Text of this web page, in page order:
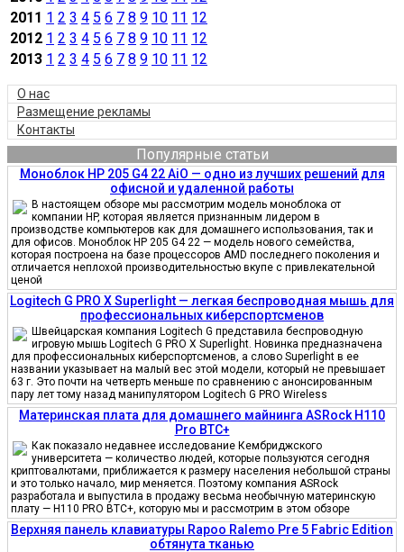
2011 1 2 3 4 5 6 7 8 9 10 11 12
2012 1 2 3 4 5 6 7 8 9 10 11 12
2013 1 2 3 4 5 6 7 8 9 10 11 12
О нас
Размещение рекламы
Контакты
Популярные статьи
Моноблок HP 205 G4 22 AiO — одно из лучших решений для
офисной и удаленной работы
В настоящем обзоре мы рассмотрим модель моноблока от
компании HP, которая является признанным лидером в
производстве компьютеров как для домашнего использования, так и
для офисов. Моноблок HP 205 G4 22 — модель нового семейства,
которая построена на базе процессоров AMD последнего поколения и
отличается неплохой производительностью вкупе с привлекательной
ценой
Logitech G PRO X Superlight — легкая беспроводная мышь для
профессиональных киберспортсменов
Швейцарская компания Logitech G представила беспроводную
игровую мышь Logitech G PRO X Superlight. Новинка предназначена
для профессиональных киберспортсменов, а слово Superlight в ее
названии указывает на малый вес этой модели, который не превышает
63 г. Это почти на четверть меньше по сравнению с анонсированным
пару лет тому назад манипулятором Logitech G PRO Wireless
Материнская плата для домашнего майнинга ASRock H110
Pro BTC+
Как показало недавнее исследование Кембриджского
университета — количество людей, которые пользуются сегодня
криптовалютами, приближается к размеру населения небольшой страны
и это только начало, мир меняется. Поэтому компания ASRock
разработала и выпустила в продажу весьма необычную материнскую
плату — H110 PRO BTC+, которую мы и рассмотрим в этом обзоре
Верхняя панель клавиатуры Rapoo Ralemo Pre 5 Fabric Edition
обтянута тканью